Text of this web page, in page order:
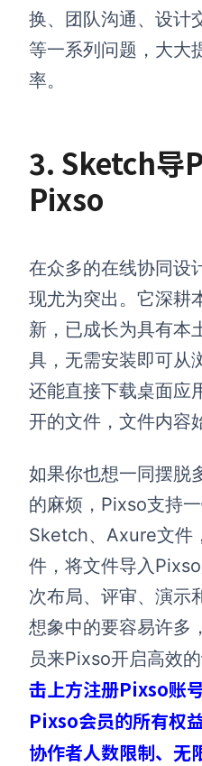
换、团队沟通、设计
等一系列问题，大大
率。
3. Sketch导
Pixso
在众多的在线协同设
现尤为突出。它深耕
新，已成长为具有本
具，无需安装即可从
还能直接下载桌面应
开的文件，文件内容
如果你也想一同摆脱
的麻烦，Pixso支持
Sketch、Axure文件
件，将文件导入
次布局、评审、演示
想象中的要容易许多
员来Pixso开启高效
击上方注册Pixso账
Pixso会员的所有权
协作者人数限制、无